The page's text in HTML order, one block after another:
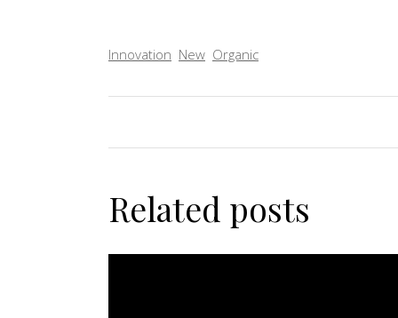
Innovation New Organic
Related posts